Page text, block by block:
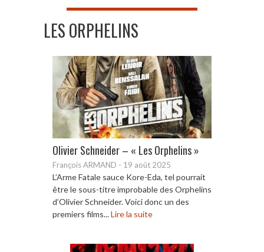
LES ORPHELINS
Olivier Schneider – « Les Orphelins »
François ARMAND - 19 août 2025
L’Arme Fatale sauce Kore-Eda, tel pourrait
être le sous-titre improbable des Orphelins
d’Olivier Schneider. Voici donc un des
premiers films...Lire la suite